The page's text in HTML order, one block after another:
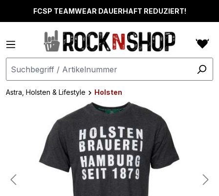
springenFCSP TEAMWEAR DAUERHAFT REDUZIERT!
Astra, Holsten & Lifestyle
Holsten
Bildergalerie überspringen